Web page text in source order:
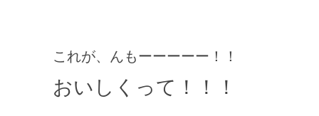
これが、んもーーーーー！！
おいしくって！！！